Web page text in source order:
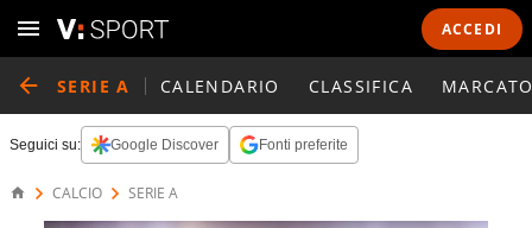
ACCEDI
SERIE A CALENDARIO CLASSIFICA
Seguici su: Google Discover Fonti preferite
CALCIO SERIE A